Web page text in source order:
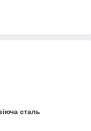
сталь